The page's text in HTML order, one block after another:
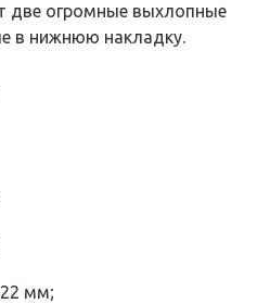
две огромные выхлопные
в нижнюю накладку.
мм;